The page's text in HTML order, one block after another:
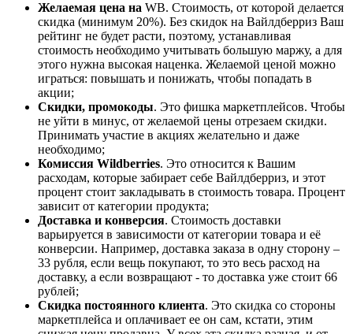
Желаемая цена на WB. Стоимость, от которой делается
скидка (минимум 20%). Без скидок на Вайлдберриз Ваш
рейтинг не будет расти, поэтому, устанавливая
стоимость необходимо учитывать большую маржу, а для
этого нужна высокая наценка. Желаемой ценой можно
играться: повышать и понижать, чтобы попадать в
акции;
Скидки, промокоды. Это фишка маркетплейсов. Чтобы
не уйти в минус, от желаемой цены отрезаем скидки.
Принимать участие в акциях желательно и даже
необходимо;
Комиссия Wildberries. Это относится к Вашим
расходам, которые забирает себе Вайлдберриз, и этот
процент стоит закладывать в стоимость товара. Процент
зависит от категории продукта;
Доставка и конверсия. Стоимость доставки
варьируется в зависимости от категории товара и её
конверсии. Например, доставка заказа в одну сторону –
33 рубля, если вещь покупают, то это весь расход на
доставку, а если возвращают - то доставка уже стоит 66
рублей;
Скидка постоянного клиента. Это скидка со стороны
маркетплейса и оплачивает ее он сам, кстати, этим